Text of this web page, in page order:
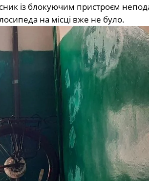
із блокуючим пристроєм
на місці вже не було.